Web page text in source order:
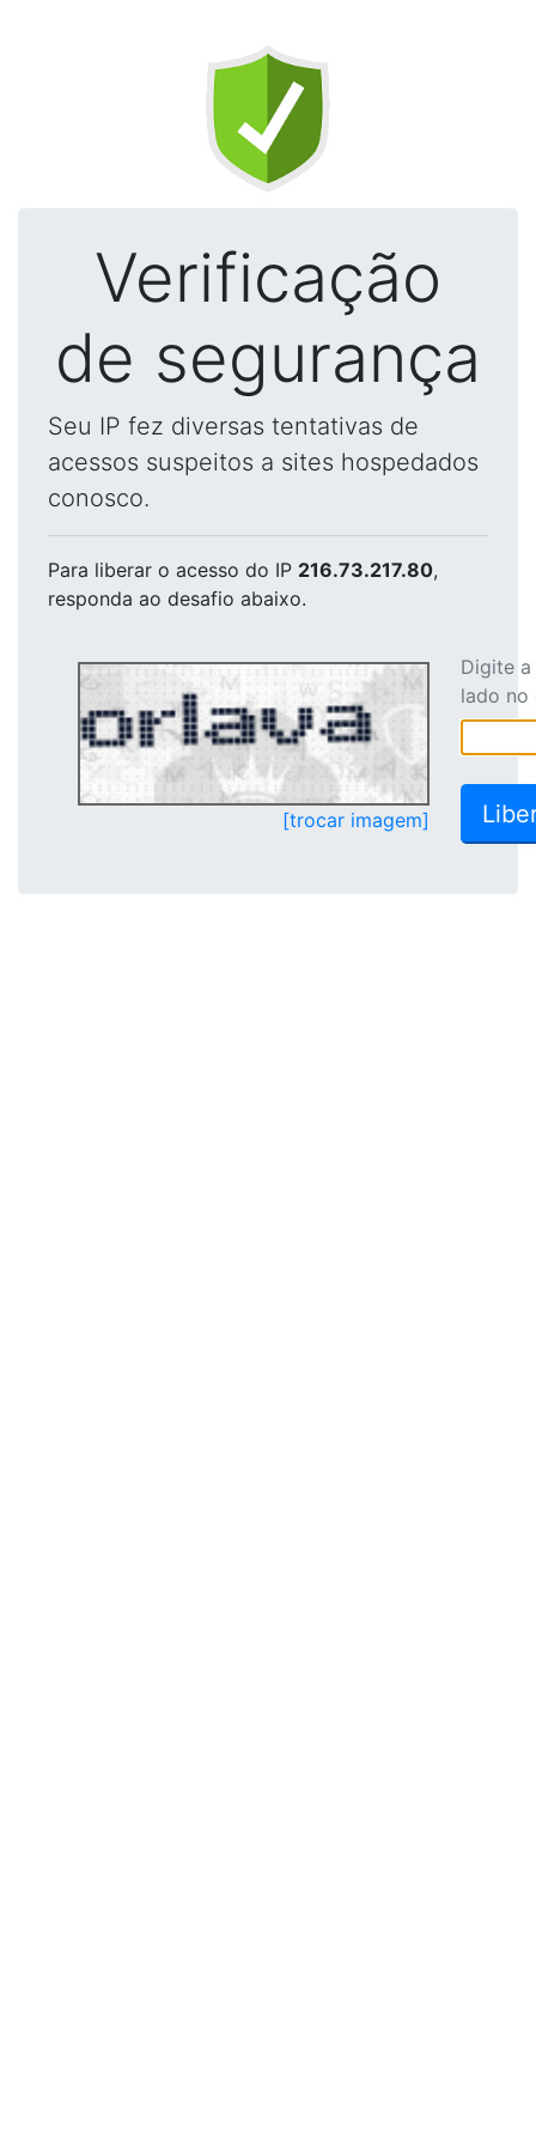
Verificação
de segurança
Seu IP fez diversas tentativas de
acessos suspeitos a sites hospedados
conosco.
Para liberar o acesso do IP 216.73.217.80,
responda ao desafio abaixo.
[trocar imagem]
Digite
lado no